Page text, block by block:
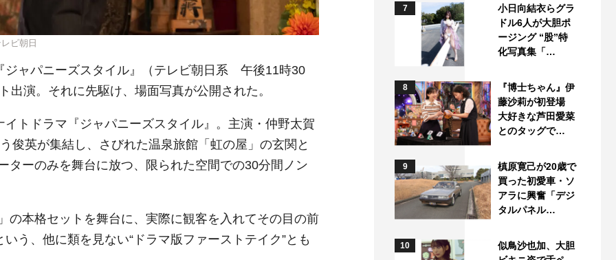
ビ朝日
ジャパニーズスタイル』（テレビ朝日系 午後11時30
演。それに先駆け、場面写真が公開された。
イトドラマ『ジャパニーズスタイル』。主演・仲野太賀
俊英が集結し、さびれた温泉旅館「虹の屋」の玄関と
ターのみを舞台に放つ、限られた空間での30分間ノン
の本格セットを舞台に、実際に観客を入れてその目の前
う、他に類を見ない“ドラマ版ファーストテイク”とも
7
小日向結衣らグラ
ドル6人が大胆ポ
ージング “股”特
化写真集「…
8
『博士ちゃん』伊
藤沙莉が初登場
大好きな芦田愛菜
とのタッグで…
9
槙原寛己が20歳で
買った初愛車・ソ
アラに興奮「デジ
タルパネル…
10
似鳥沙也加、大胆